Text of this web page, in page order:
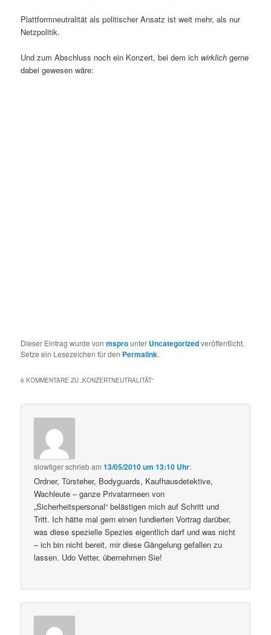
Plattformneutralität als politischer Ansatz ist weit mehr, als nur
Netzpolitik.
Und zum Abschluss noch ein Konzert, bei dem ich wirklich gerne
dabei gewesen wäre:
Dieser Eintrag wurde vonmsprounter Uncategorizedveröffentlicht.
Setze ein Lesezeichen für den Permalink.
6 KOMMENTARE ZU „KONZERTNEUTRALITÄT“
slowtigerschriebam13/05/2010 um 13:10 Uhr:
Ordner, Türsteher, Bodyguards, Kaufhausdetektive,
Wachleute – ganze Privatarmeen von
„Sicherheitspersonal“ belästigen mich auf Schritt und
Tritt. Ich hätte mal gern einen fundierten Vortrag darüber,
was diese spezielle Spezies eigentlich darf und was nicht
– ich bin nicht bereit, mir diese Gängelung gefallen zu
lassen. Udo Vetter, übernehmen Sie!